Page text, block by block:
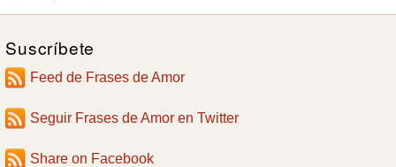
Suscríbete
Feed de Frases de Amor
Seguir Frases de Amor en Twitter
Share on Facebook